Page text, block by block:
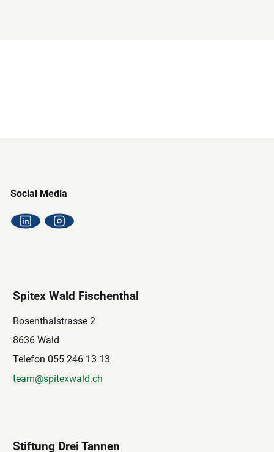
Social Media
Spitex Wald Fischenthal
Rosenthalstrasse 2
8636 Wald
Telefon 055 246 13 13
team@spitexwald.ch
Stiftung Drei Tannen